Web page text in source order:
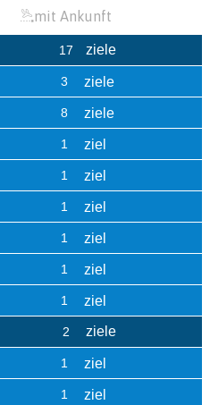
mit Ankunft